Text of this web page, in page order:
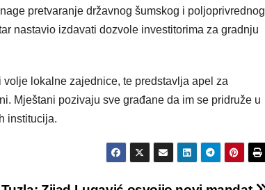
pretvaranje državnog šumskog i poljoprivrednog
nastavio izdavati dozvole investitorima za gradnju
lokalne zajednice, te predstavlja apel za
Mještani pozivaju sve građane da im se pridruže u
institucija.